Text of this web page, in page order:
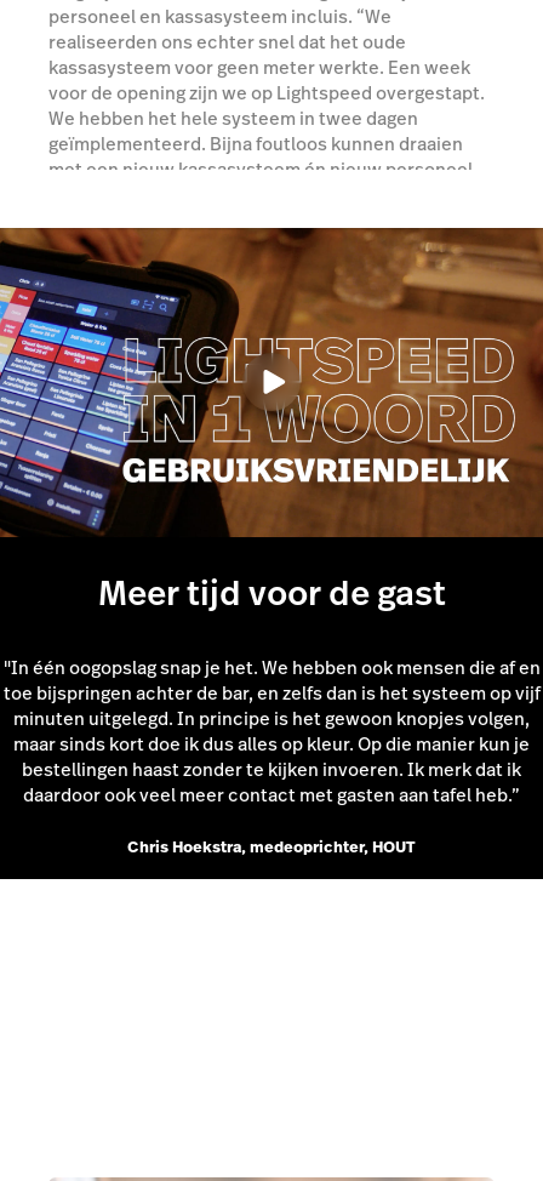
personeel en kassasysteem incluis. “We
realiseerden ons echter snel dat het oude
kassasysteem voor geen meter werkte. Een week
voor de opening zijn we op Lightspeed overgestapt.
We hebben het hele systeem in twee dagen
geïmplementeerd. Bijna foutloos kunnen draaien
met een nieuw kassasysteem én nieuw personeel
Boek een demo
Meer tijd voor de gast
"In één oogopslag snap je het. We hebben ook mensen die af en
toe bijspringen achter de bar, en zelfs dan is het systeem op vijf
minuten uitgelegd. In principe is het gewoon knopjes volgen,
maar sinds kort doe ik dus alles op kleur. Op die manier kun je
bestellingen haast zonder te kijken invoeren. Ik merk dat ik
daardoor ook veel meer contact met gasten aan tafel heb.”
Chris Hoekstra, medeoprichter, HOUT